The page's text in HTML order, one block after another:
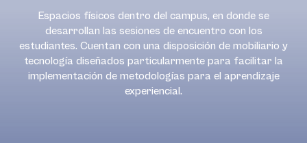
Espacios físicos dentro del campus, en donde se
desarrollan las sesiones de encuentro con los
estudiantes. Cuentan con una disposición de mobiliario y
tecnología diseñados particularmente para facilitar la
implementación de metodologías para el aprendizaje
experiencial.